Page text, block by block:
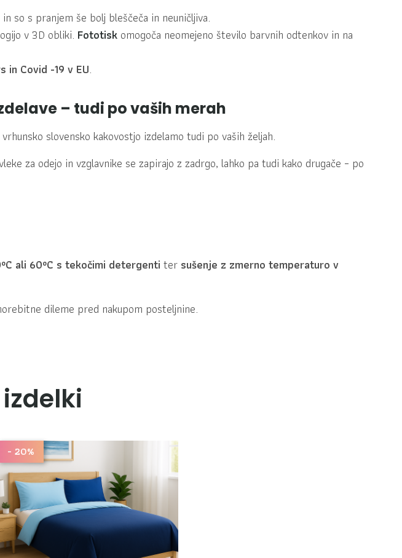
so s pranjem še bolj bleščeča in neuničljiva.
v 3D obliki. Fototisk omogoča neomejeno število barvnih odtenkov in na
Covid -19 v EU.
– tudi po vaših merah
slovensko kakovostjo izdelamo tudi po vaših željah.
za odejo in vzglavnike se zapirajo z zadrgo, lahko pa tudi kako drugače – po
ali 60ºC s tekočimi detergenti ter sušenje z zmerno temperaturo v
dileme pred nakupom posteljnine.
- 20%